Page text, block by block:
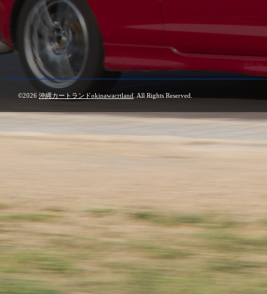
©2026 沖縄カートランドokinawacrtland . All Rights Reserved.